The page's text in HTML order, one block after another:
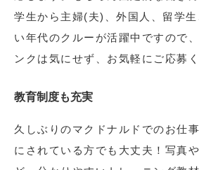
学生から主婦(夫)、外国人、留学
い年代のクルーが活躍中ですので
ンクは気にせず、お気軽にご応募く
教育制度も充実
久しぶりのマクドナルドでのお仕
にされている方でも大丈夫！写真